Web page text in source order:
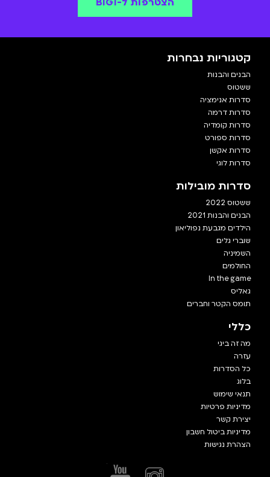
קטגוריות נבחרות
הבנים והבנות
ששטוס
סדרות אנימציה
סדרות דרמה
סדרות קומדיה
סדרות ספורט
סדרות אקשן
סדרות לוגי
סדרות מובילות
ששטוס 2022
הבנים והבנות 2021
הילדים מגבעת נפוליאון
שוברי גלים
השמיניה
החולמים
In the game
גאליס
תומס הקטר וחברים
כללי
מה זה ביגי
עזרה
כל הסדרות
בלוג
תנאי שימוש
מדיניות פרטיות
יצירת קשר
מדיניות ביטול חשבון
הצהרת נגישות